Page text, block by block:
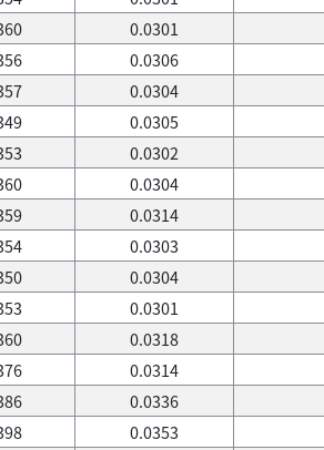
0.0301
0.0306
0.0304
0.0305
0.0302
0.0304
0.0314
0.0303
0.0304
0.0301
0.0318
0.0314
0.0336
0.0353